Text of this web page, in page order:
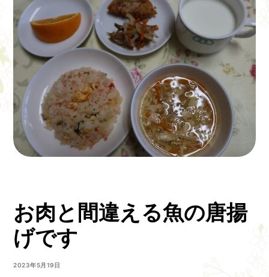
お肉と間違える魚の唐揚
げです
2023年5月19日